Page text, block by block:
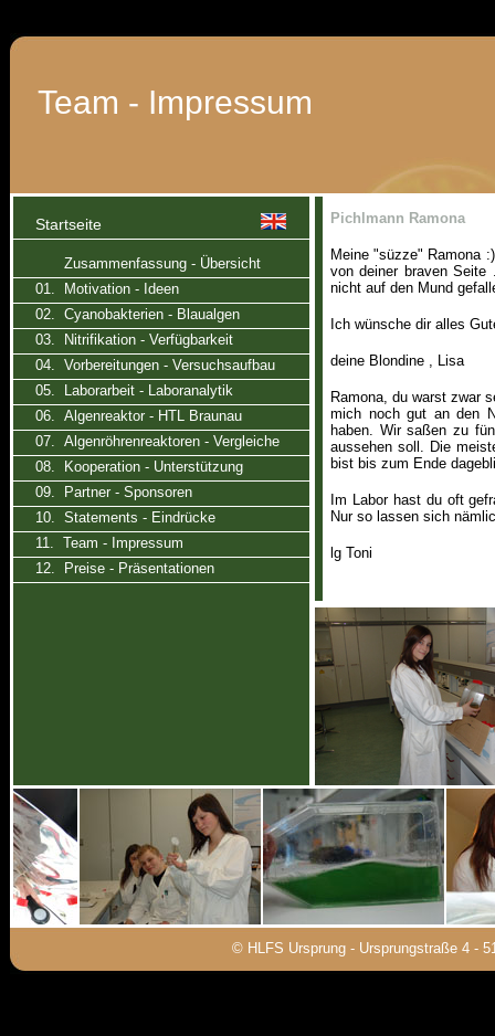
Team - Impressum
Startseite
Zusammenfassung - Übersicht
01. Motivation - Ideen
02. Cyanobakterien - Blaualgen
03. Nitrifikation - Verfügbarkeit
04. Vorbereitungen - Versuchsaufbau
05. Laborarbeit - Laboranalytik
06. Algenreaktor - HTL Braunau
07. Algenröhrenreaktoren - Vergleiche
08. Kooperation - Unterstützung
09. Partner - Sponsoren
10. Statements - Eindrücke
11. Team - Impressum
12. Preise - Präsentationen
Pichlmann Ramona
Meine "süzze" Ramona
von deiner braven
nicht auf den Mund
Ich wünsche dir alles
deine Blondine , Lisa
Ramona, du warst zwar
mich noch gut an den
haben. Wir saßen zu
aussehen soll. Die
bist bis zum Ende
Im Labor hast du oft
Nur so lassen sich
lg Toni
© HLFS Ursprung - Ursprungstraße 4 -